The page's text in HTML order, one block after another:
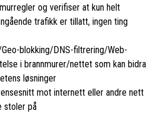
og verifiser at kun helt
trafikk er tillatt, ingen ting
blokking/DNS-filtrering/Web-
i brannmurer/nettet som kan bidra
løsninger
mot internett eller andre nett
stoler på